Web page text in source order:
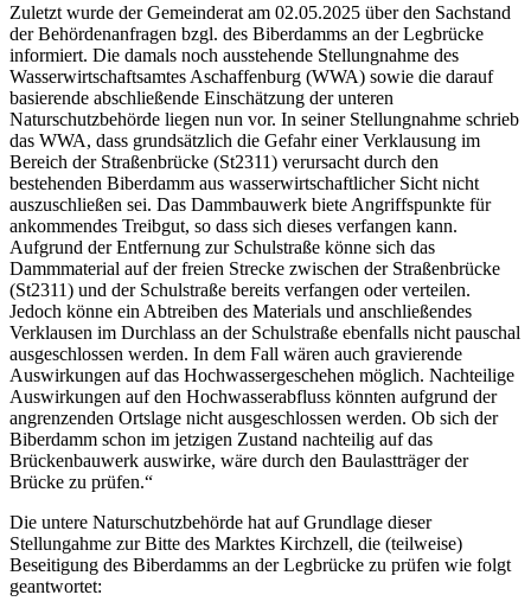
Zuletzt wurde der Gemeinderat am 02.05.2025 über den Sachstand
der Behördenanfragen bzgl. des Biberdamms an der Legbrücke
informiert. Die damals noch ausstehende Stellungnahme des
Wasserwirtschaftsamtes Aschaffenburg (WWA) sowie die darauf
basierende abschließende Einschätzung der unteren
Naturschutzbehörde liegen nun vor. In seiner Stellungnahme schrieb
das WWA, dass grundsätzlich die Gefahr einer Verklausung im
Bereich der Straßenbrücke (St2311) verursacht durch den
bestehenden Biberdamm aus wasserwirtschaftlicher Sicht nicht
auszuschließen sei. Das Dammbauwerk biete Angriffspunkte für
ankommendes Treibgut, so dass sich dieses verfangen kann.
Aufgrund der Entfernung zur Schulstraße könne sich das
Dammmaterial auf der freien Strecke zwischen der Straßenbrücke
(St2311) und der Schulstraße bereits verfangen oder verteilen.
Jedoch könne ein Abtreiben des Materials und anschließendes
Verklausen im Durchlass an der Schulstraße ebenfalls nicht pauschal
ausgeschlossen werden. In dem Fall wären auch gravierende
Auswirkungen auf das Hochwassergeschehen möglich. Nachteilige
Auswirkungen auf den Hochwasserabfluss könnten aufgrund der
angrenzenden Ortslage nicht ausgeschlossen werden. Ob sich der
Biberdamm schon im jetzigen Zustand nachteilig auf das
Brückenbauwerk auswirke, wäre durch den Baulastträger der
Brücke zu prüfen.“
Die untere Naturschutzbehörde hat auf Grundlage dieser
Stellungahme zur Bitte des Marktes Kirchzell, die (teilweise)
Beseitigung des Biberdamms an der Legbrücke zu prüfen wie folgt
geantwortet: